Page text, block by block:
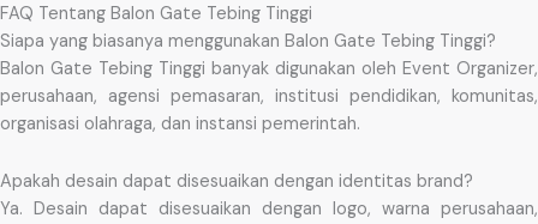
FAQ Tentang Balon Gate Tebing Tinggi
Siapa yang biasanya menggunakan Balon Gate Tebing Tinggi?
Balon Gate Tebing Tinggi banyak digunakan oleh Event Organizer,
perusahaan, agensi pemasaran, institusi pendidikan, komunitas,
organisasi olahraga, dan instansi pemerintah.
Apakah desain dapat disesuaikan dengan identitas brand?
Ya. Desain dapat disesuaikan dengan logo, warna perusahaan,